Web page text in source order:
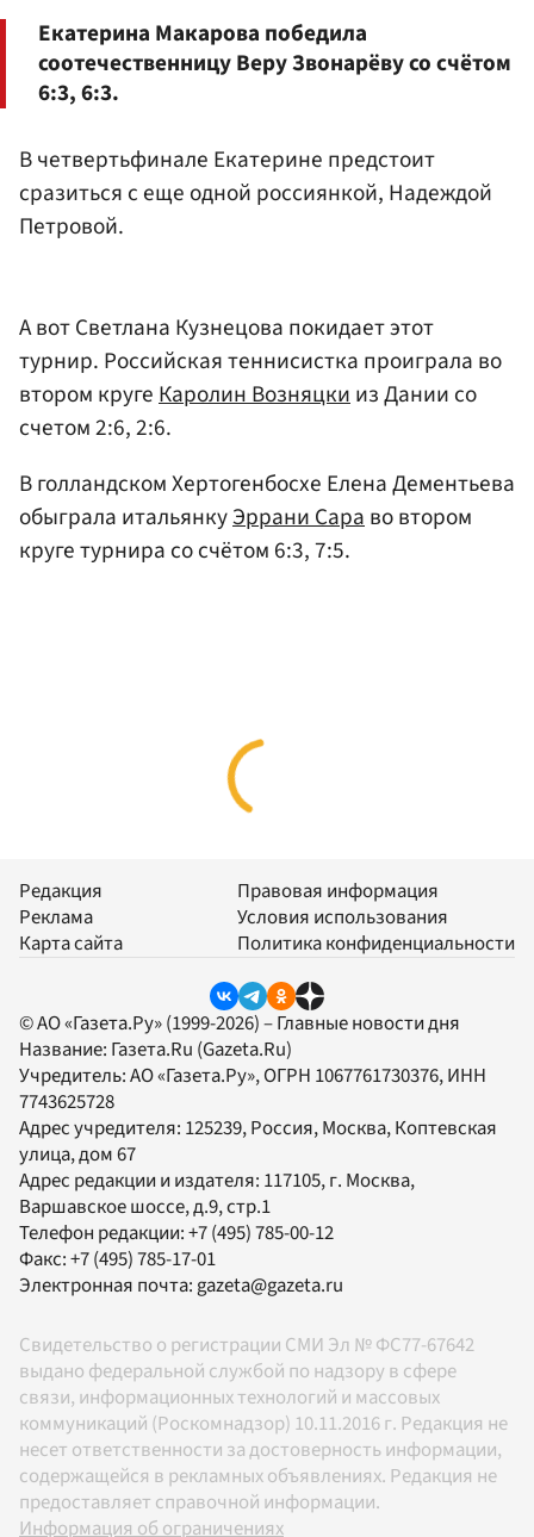
Екатерина Макарова победила
соотечественницу Веру Звонарёву со счётом
6:3, 6:3.
В четвертьфинале Екатерине предстоит
сразиться с еще одной россиянкой, Надеждой
Петровой.
А вот Светлана Кузнецова покидает этот
турнир. Российская теннисистка проиграла во
втором кругеКаролин Возняцкииз Дании со
счетом 2:6, 2:6.
В голландском Хертогенбосхе Елена Дементьева
обыграла итальянкуЭррани Сараво втором
круге турнира со счётом 6:3, 7:5.
Редакция
Реклама
Карта сайта
Правовая информация
Условия использования
Политика конфиденциальности
© АО «Газета.Ру» (1999-2026) – Главные новости дня
Название: Газета.Ru (Gazeta.Ru)
Учредитель:АО «Газета.Ру», ОГРН 1067761730376, ИНН
7743625728
Адрес учредителя: 125239, Россия, Москва, Коптевская
улица, дом 67
Адрес редакции и издателя: 117105, г. Москва,
Варшавское шоссе, д.9, стр.1
Телефон редакции:+7 (495) 785-00-12
Факс:+7 (495) 785-17-01
Электронная почта: gazeta@gazeta.ru
Свидетельство о регистрации СМИ Эл № ФС77-67642
выдано федеральной службой по надзору в сфере
связи, информационных технологий и массовых
коммуникаций (Роскомнадзор) 10.11.2016 г. Редакция не
несет ответственности за достоверность информации,
содержащейся в рекламных объявлениях. Редакция не
предоставляет справочной информации.
Информация об ограничениях